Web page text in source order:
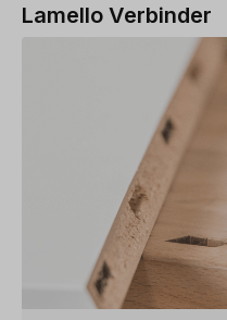
Lamello Verbinder